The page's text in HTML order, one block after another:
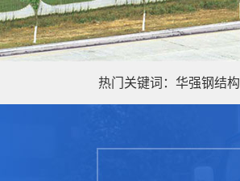
热门关键词： 华强钢结构